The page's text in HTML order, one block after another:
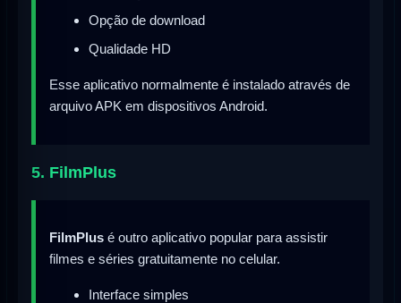
Opção de download
Qualidade HD
Esse aplicativo normalmente é instalado através de
arquivo APK em dispositivos Android.
5. FilmPlus
FilmPlus é outro aplicativo popular para assistir
filmes e séries gratuitamente no celular.
Interface simples